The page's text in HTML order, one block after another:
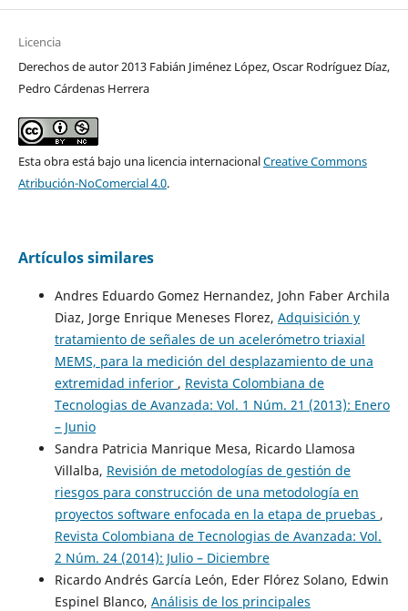
Licencia
Derechos de autor 2013 Fabián Jiménez López, Oscar Rodríguez Díaz,
Pedro Cárdenas Herrera
Esta obra está bajo una licencia internacionalCreative Commons
Atribución-NoComercial 4.0.
Artículos similares
Andres Eduardo Gomez Hernandez, John Faber Archila
Diaz, Jorge Enrique Meneses Florez, Adquisición y
tratamiento de señales de un acelerómetro triaxial
MEMS, para la medición del desplazamiento de una
extremidad inferior , Revista Colombiana de
Tecnologias de Avanzada: Vol. 1 Núm. 21 (2013): Enero
– Junio
Sandra Patricia Manrique Mesa, Ricardo Llamosa
Villalba, Revisión de metodologías de gestión de
riesgos para construcción de una metodología en
proyectos software enfocada en la etapa de pruebas ,
Revista Colombiana de Tecnologias de Avanzada: Vol.
2 Núm. 24 (2014): Julio – Diciembre
Ricardo Andrés García León, Eder Flórez Solano, Edwin
Espinel Blanco, Análisis de los principales